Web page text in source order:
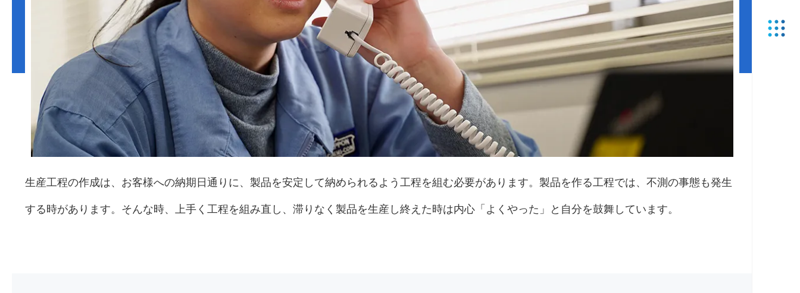
生産工程の作成は、お客様への納期日通りに、製品を安定して納められるよう工程を組む必要があります。製品を作る工程では、不測の事態も発生
する時があります。そんな時、上手く工程を組み直し、滞りなく製品を生産し終えた時は内心「よくやった」と自分を鼓舞しています。